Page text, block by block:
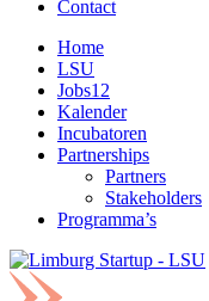
Contact
Home
LSU
Jobs12
Kalender
Incubatoren
Partnerships
Partners
Stakeholders
Programma’s